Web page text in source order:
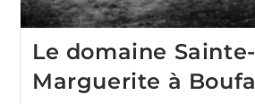
Le domaine Sainte-
Marguerite à